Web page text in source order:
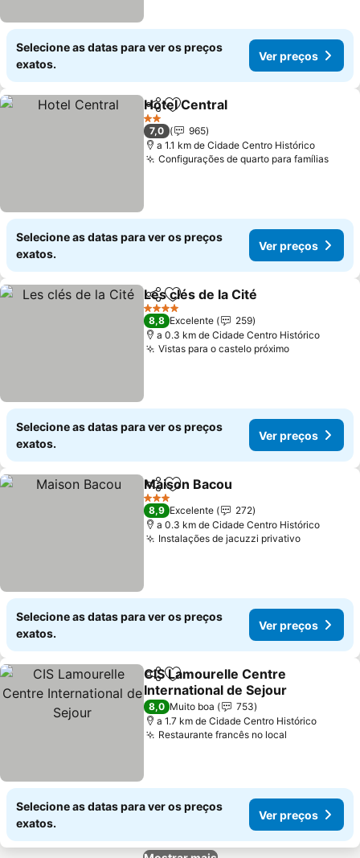
Selecione as datas para ver os preços
exatos.
Ver preços
PartilharAdicionar aos favoritos
Hotel Central
2 Estrelas
7,0
965
a 1.1 km de Cidade Centro Histórico
Configurações de quarto para famílias
Selecione as datas para ver os preços
exatos.
Ver preços
PartilharAdicionar aos favoritos
Les clés de la Cité
4 Estrelas
8,8 Excelente
259
a 0.3 km de Cidade Centro Histórico
Vistas para o castelo próximo
Selecione as datas para ver os preços
exatos.
Ver preços
PartilharAdicionar aos favoritos
Maison Bacou
3 Estrelas
8,9 Excelente
272
a 0.3 km de Cidade Centro Histórico
Instalações de jacuzzi privativo
Selecione as datas para ver os preços
exatos.
Ver preços
PartilharAdicionar aos favoritos
CIS Lamourelle Centre
International de Sejour
8,0 Muito boa
753
a 1.7 km de Cidade Centro Histórico
Restaurante francês no local
Selecione as datas para ver os preços
exatos.
Ver preços